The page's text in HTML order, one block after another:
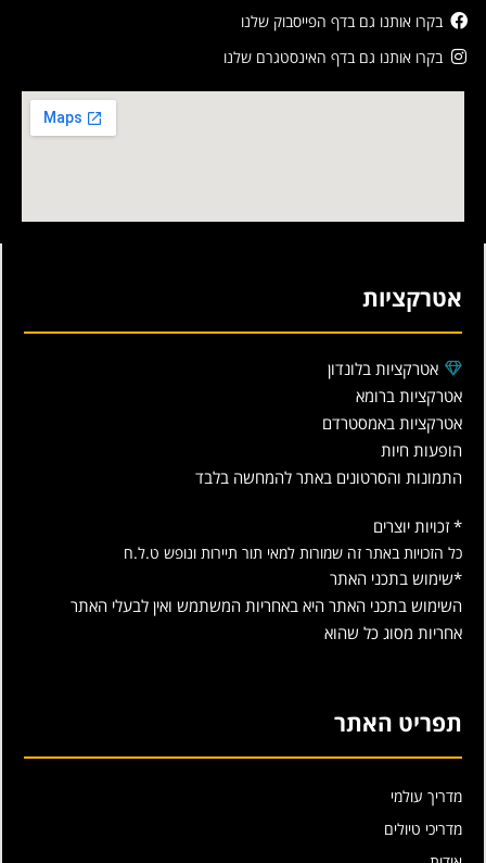
בקרו אותנו גם בדף הפייסבוק שלנו
בקרו אותנו גם בדף האינסטגרם שלנו
אטרקציות
אטרקציות בלונדון
אטרקציות ברומא
אטרקציות באמסטרדם
הופעות חיות
התמונות והסרטונים באתר להמחשה בלבד
* זכויות יוצרים
כל הזכויות באתר זה שמורות למאי תור תיירות ונופש ט.ל.ח
*שימוש בתכני האתר
השימוש בתכני האתר היא באחריות המשתמש ואין לבעלי האתר
אחריות מסוג כל שהוא
תפריט האתר
מדריך עולמי
מדריכי טיולים